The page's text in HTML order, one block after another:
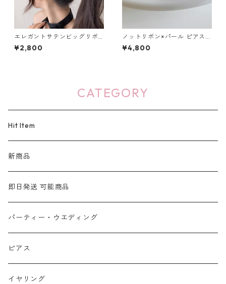
エレガントサテンビッグリボ
ンバナナクリップ（２色）：6
67
¥2,800
ノットリボン×パール ピアス：
650
¥4,800
CATEGORY
Hit Item
新商品
即日発送 可能商品
パーティー・ウエディング
ピアス
イヤリング